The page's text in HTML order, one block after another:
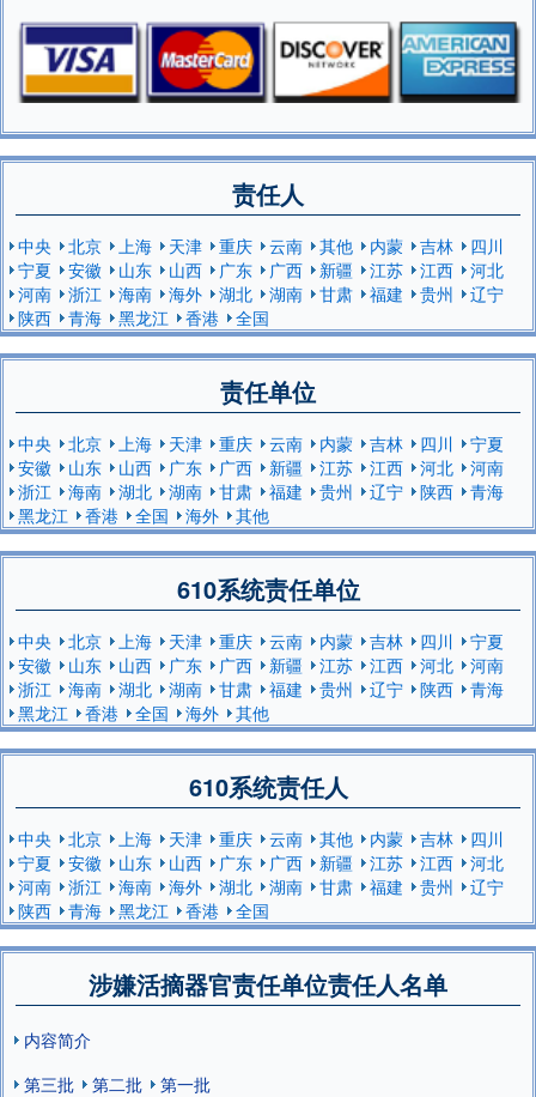
责任人
中央 北京 上海 天津 重庆 云南 其他 内蒙 吉林
四川
宁夏
安徽 山东 山西 广东 广西 新疆 江苏 江西
河北
河南
浙江 海南 海外 湖北 湖南 甘肃 福建 贵州
辽宁
陕西
青海 黑龙江 香港 全国
责任单位
中央 北京 上海 天津 重庆 云南 内蒙 吉林 四川
宁夏
安徽
山东 山西 广东 广西 新疆 江苏 江西 河北
河南
浙江
海南 湖北 湖南 甘肃 福建 贵州 辽宁 陕西
青海
黑龙江
香港 全国 海外 其他
610系统责任单位
中央 北京 上海 天津 重庆 云南 内蒙 吉林 四川
宁夏
安徽
山东 山西 广东 广西 新疆 江苏 江西 河北
河南
浙江
海南 湖北 湖南 甘肃 福建 贵州 辽宁 陕西
青海
黑龙江
香港 全国 海外 其他
610系统责任人
中央 北京 上海 天津 重庆 云南 其他 内蒙 吉林
四川
宁夏
安徽 山东 山西 广东 广西 新疆 江苏 江西
河北
河南
浙江 海南 海外 湖北 湖南 甘肃 福建 贵州
辽宁
陕西
青海 黑龙江 香港 全国
涉嫌活摘器官责任单位责任人名单
内容简介
第三批
第二批 第一批